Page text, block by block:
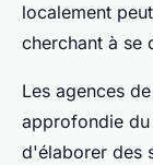
localement
cherchant à se
Les agences
approfondie
d'élaborer des